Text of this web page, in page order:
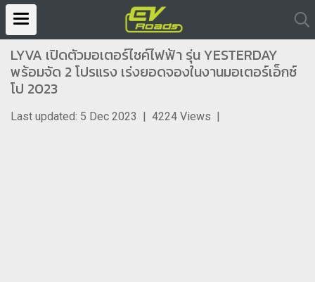
LYVA เปิดตัวมอเตอร์ไซค์ไฟฟ้า รุ่น YESTERDAY
พร้อมจัด 2 โปรแรง เร่งยอดจองในงานมอเตอร์เอ็กซ์
โป 2023
Last updated: 5 Dec 2023 | 4224 Views |